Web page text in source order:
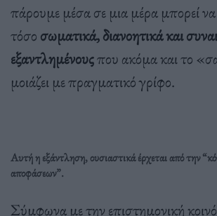
πάρουμε μέσα σε μια μέρα μπορεί
τόσο σωματικά, διανοητικά και
εξαντλημένουςπου ακόμα και το
μοιάζει με πραγματικό γρίφο.
Αυτή η εξάντληση, ουσιαστικά έρχεται από την
αποφάσεων”.
Σύμφωνα με την επιστημονική